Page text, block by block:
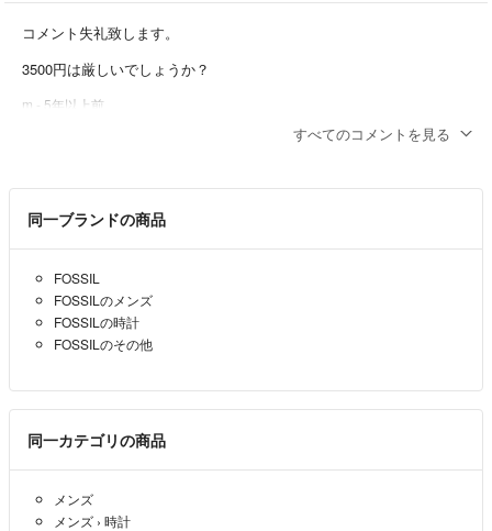
コメント失礼致します。
3500円は厳しいでしょうか？
m - 5年以上前
出品者 ネイビーさん3838
3000円にお値下げして頂けませんでしょうか？
sfghgch- 5年以上前
コメント失礼します！
使用期間はどれくらいでしょうか？
やま - 5年以上前
すべてのコメントを見る
同一ブランドの商品
FOSSIL
FOSSILのメンズ
FOSSILの時計
FOSSILのその他
同一カテゴリの商品
メンズ
メンズ › 時計